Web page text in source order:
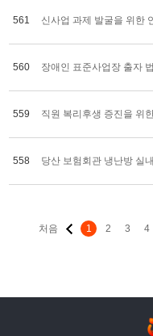
561 신사업 과제 발굴을 위한
560 장애인 표준사업장 출자
559 직원 복리후생 증진을 위
558 당산 보험회관 냉난방 실
처음 1 2 3 4